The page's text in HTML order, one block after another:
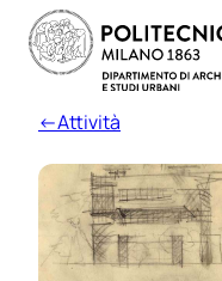
←Attività